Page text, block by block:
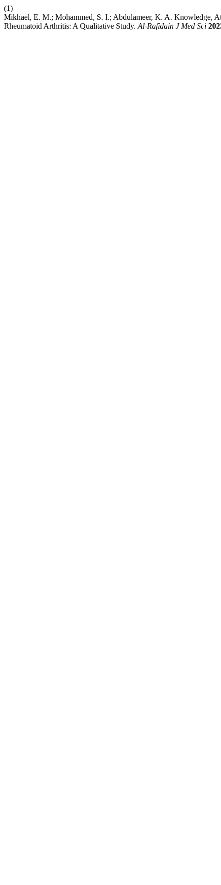
(1)
Mikhael, E. M.; Mohammed, S. I.; Abdulameer, K. A. Knowledge,
Rheumatoid Arthritis: A Qualitative Study. Al-Rafidain J Med Sci